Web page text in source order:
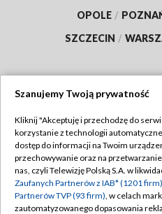
OPOLE /
SZCZECIN /
Abonament TVP
Emisja w TVP
Centrum informacji TVP
Polityka
Moje
Szanujemy Twoją prywatność
Kliknij "Akceptuję i przechodzę do
korzystanie z technologii
dostęp do informacji na Twoim
przechowywanie oraz na
nas, czyli Telewizję Polską S.A. w
Zaufanych Partnerów z IAB* (1201 firm)
Partnerów TVP (93 firm), w celach
zautomatyzowanego dopasowania